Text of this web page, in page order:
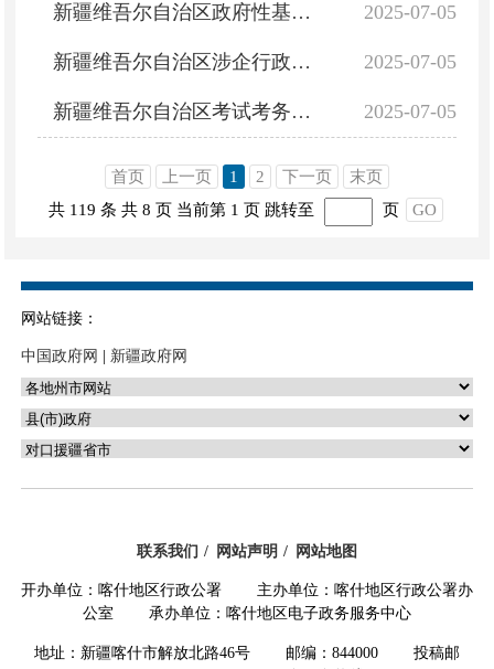
2025-07-05
新疆维吾尔自治区政府性基金目录清单（2025年6月更新）
2025-07-05
新疆维吾尔自治区涉企行政事业性收费目录清单（2025年6月更新）
2025-07-05
新疆维吾尔自治区考试考务费目录清单（2025年6月更新）
首页 上一页 1 2 下一页
末页
共 119 条 共 8 页 当前第 1 页 跳转至 页 GO
网站链接：
中国政府网 新疆政府网
联系我们 网站声明 网站地图
开办单位：喀什地区行政公署 主办单位：喀什地区行政公署办
公室 承办单位：喀什地区电子政务服务中心
地址：新疆喀什市解放北路46号 邮编：844000 投稿邮